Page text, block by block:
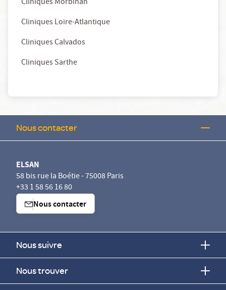
Cliniques Morbihan
Cliniques Loire-Atlantique
Cliniques Calvados
Cliniques Sarthe
Nous contacter
ELSAN
58 bis rue la Boétie - 75008 Paris
+33 1 58 56 16 80
Nous contacter
Nous suivre
Nous trouver